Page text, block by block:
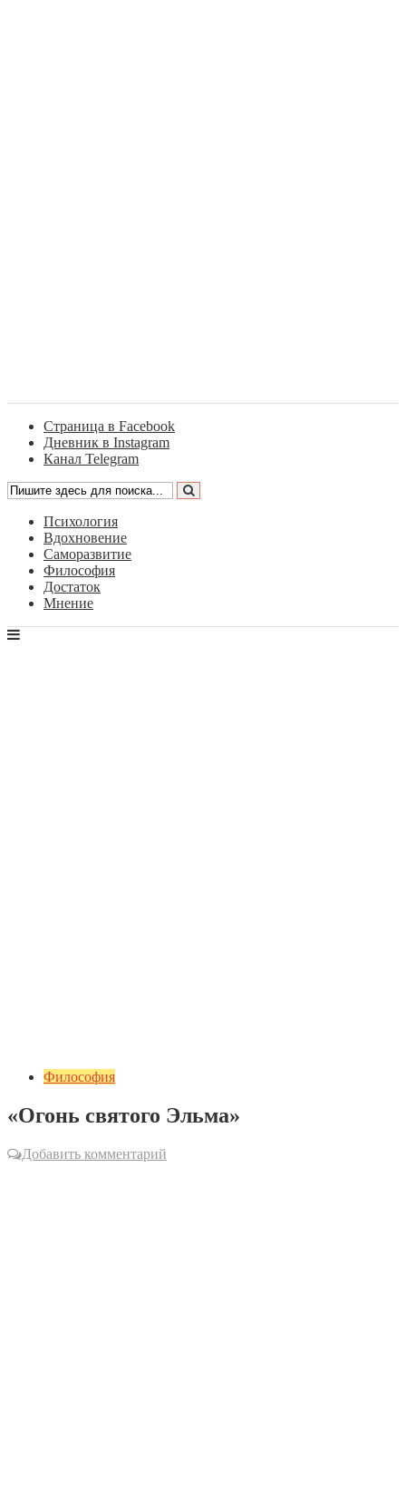
Страница в Facebook
Дневник в Instagram
Канал Telegram
Психология
Вдохновение
Саморазвитие
Философия
Достаток
Мнение
Философия
«Огонь святого Эльма»
Добавить комментарий